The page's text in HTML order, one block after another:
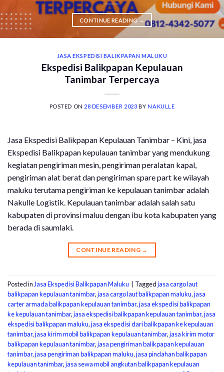
CONTINUE READING →
JASA EKSPEDISI BALIKPAPAN MALUKU
Ekspedisi Balikpapan Kepulauan
Tanimbar Terpercaya
POSTED ON 28 DESEMBER 2023 BYNAKULLE
Jasa Ekspedisi Balikpapan Kepulauan Tanimbar – Kini, jasa
Ekspedisi Balikpapan kepulauan tanimbar yang mendukung
kegiatan pengiriman mesin, pengiriman peralatan kapal,
pengiriman alat berat dan pengiriman spare part ke wilayah
maluku terutama pengiriman ke kepulauan tanimbar adalah
Nakulle Logistik. Kepulauan tanimbar adalah salah satu
kabupaten di provinsi maluu dengan ibu kota kabupaten yang
berada di saumlaki.
CONTINUE READING →
Posted in Jasa Ekspedisi Balikpapan Maluku Taggedjasa cargo laut
balikpapan kepulauan tanimbar,jasa cargo laut balikpapan maluku,jasa
carter armada balikpapan kepulauan tanimbar,jasa ekspedisi balikpapan
ke kepulauan tanimbar,jasa ekspedisi balikpapan kepulauan tanimbar,jasa
ekspedisi balikpapan maluku,jasa ekspedisi dari balikpapan ke kepulauan
tanimbar,jasa kirim mobil balikpapan kepulauan tanimbar,jasa kirim motor
balikpapan kepulauan tanimbar,jasa pengiriman balikpapan kepulauan
tanimbar,jasa pengiriman balikpapan maluku,jasa pindahan balikpapan
kepulauan tanimbar,jasa sewa mobil angkutan balikpapan kepulauan